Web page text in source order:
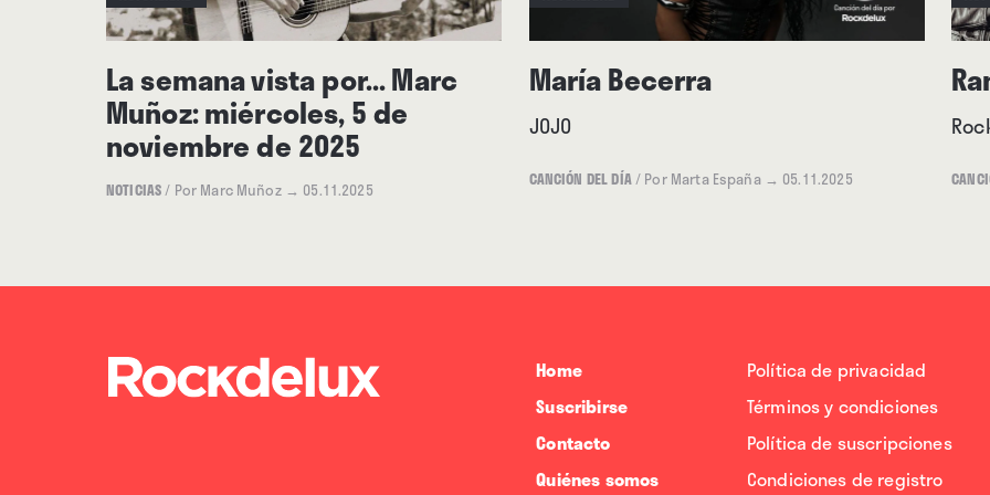
ayudarlos a promover su talento. Del vídeo se encarga Juan Dopico y del sonido
La semana vista por... Marc
Muñoz: miércoles, 5 de
noviembre de 2025
NOTICIAS/ Por Marc Muñoz → 05.11.2025
María Becerra
JOJO
CANCIÓN DEL DÍA/ Por Marta España → 05.11.2025
Home
Suscribirse
Contacto
Quiénes somos
Política de privacidad
Términos y condiciones
Política de suscripciones
Condiciones de registro